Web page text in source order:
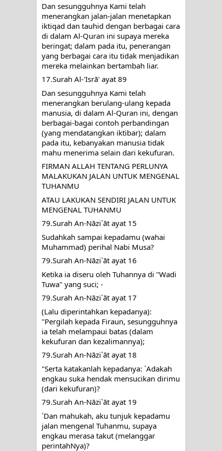
Dan sesungguhnya Kami telah
menerangkan jalan-jalan menetapkan
iktiqad dan tauhid dengan berbagai cara
di dalam Al-Quran ini supaya mereka
beringat; dalam pada itu, penerangan
yang berbagai cara itu tidak menjadikan
mereka melainkan bertambah liar.
17.Surah Al-'Isrā' ayat 89
Dan sesungguhnya Kami telah
menerangkan berulang-ulang kepada
manusia, di dalam Al-Quran ini, dengan
berbagai-bagai contoh perbandingan
(yang mendatangkan iktibar); dalam
pada itu, kebanyakan manusia tidak
mahu menerima selain dari kekufuran.
FIRMAN ALLAH TENTANG PERLUNYA
MALAKUKAN JALAN UNTUK MENGENAL
TUHANMU
ATAU LAKUKAN SENDIRI JALAN UNTUK
MENGENAL TUHANMU
79.Surah An-Nāzi`āt ayat 15
Sudahkah sampai kepadamu (wahai
Muhammad) perihal Nabi Musa?
79.Surah An-Nāzi`āt ayat 16
Ketika ia diseru oleh Tuhannya di "Wadi
Tuwa" yang suci; -
79.Surah An-Nāzi`āt ayat 17
(Lalu diperintahkan kepadanya):
"Pergilah kepada Firaun, sesungguhnya
ia telah melampaui batas (dalam
kekufuran dan kezalimannya);
79.Surah An-Nāzi`āt ayat 18
"Serta katakanlah kepadanya: `Adakah
engkau suka hendak mensucikan dirimu
(dari kekufuran)?
79.Surah An-Nāzi`āt ayat 19
`Dan mahukah, aku tunjuk kepadamu
jalan mengenal Tuhanmu, supaya
engkau merasa takut (melanggar
perintahNya)?